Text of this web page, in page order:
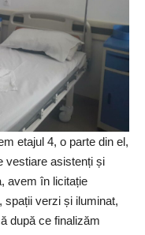
etajul 4, o parte din el,
vestiare asistenți și
avem în licitație
spații verzi și iluminat,
după ce finalizăm